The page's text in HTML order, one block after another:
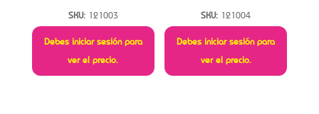
SKU: 121003
Debes iniciar sesión para
ver el precio.
SKU: 121004
Debes iniciar sesión para
ver el precio.